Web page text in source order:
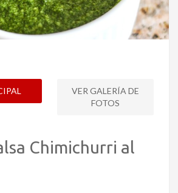
VER GALERÍA DE
FOTOS
Chimichurri al